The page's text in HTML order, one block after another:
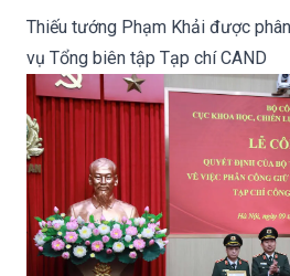
Thiếu tướng Phạm Khải được
vụ Tổng biên tập Tạp chí CAND